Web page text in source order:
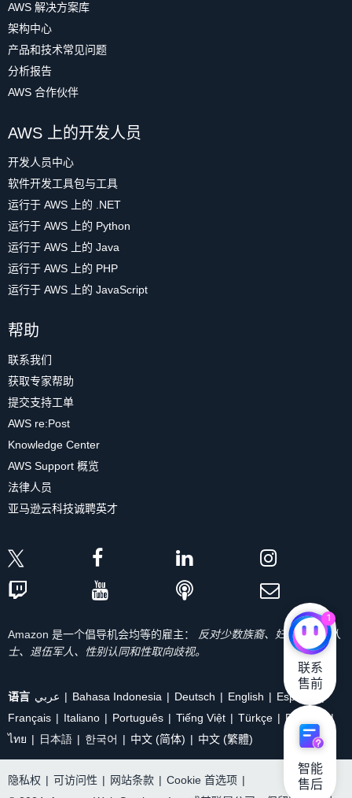
AWS 解决方案库
架构中心
产品和技术常见问题
分析报告
AWS 合作伙伴
AWS 上的开发人员
开发人员中心
软件开发工具包与工具
运行于 AWS 上的 .NET
运行于 AWS 上的 Python
运行于 AWS 上的 Java
运行于 AWS 上的 PHP
运行于 AWS 上的 JavaScript
帮助
联系我们
获取专家帮助
提交支持工单
AWS re:Post
Knowledge Center
AWS Support 概览
法律人员
亚马逊云科技诚聘英才
Amazon 是一个倡导机会均等的雇主：
反对少数族裔、妇女、残疾人
士、退伍军人、性别认同和性取向歧视。
语言 عربي Bahasa Indonesia Deutsch English
Español
Français
Italiano Português Tiếng Việt Türkçe
Ρусский
ไทย
日本語 한국어 中文 (简体) 中文 (繁體)
隐私权 | 可访问性 | 网站条款 | Cookie 首选项 |
1
联系
售前
智能
售后